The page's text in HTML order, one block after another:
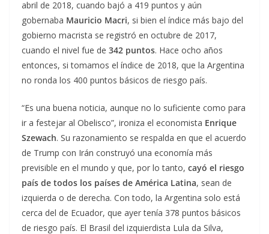
abril de 2018, cuando bajó a 419 puntos y aún
gobernaba Mauricio Macri, si bien el índice más bajo del
gobierno macrista se registró en octubre de 2017,
cuando el nivel fue de 342 puntos. Hace ocho años
entonces, si tomamos el índice de 2018, que la Argentina
no ronda los 400 puntos básicos de riesgo país.
“Es una buena noticia, aunque no lo suficiente como para
ir a festejar al Obelisco”, ironiza el economista Enrique
Szewach. Su razonamiento se respalda en que el acuerdo
de Trump con Irán construyó una economía más
previsible en el mundo y que, por lo tanto, cayó el riesgo
país de todos los países de América Latina, sean de
izquierda o de derecha. Con todo, la Argentina solo está
cerca del de Ecuador, que ayer tenía 378 puntos básicos
de riesgo país. El Brasil del izquierdista Lula da Silva,